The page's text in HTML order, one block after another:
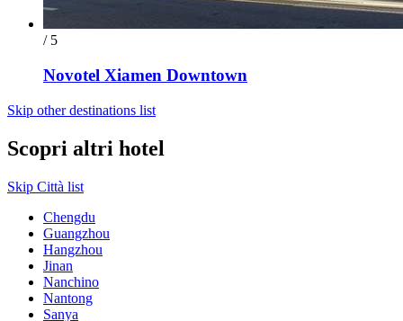
/ 5
Novotel Xiamen Downtown
Skip other destinations list
Scopri altri hotel
Skip Città list
Chengdu
Guangzhou
Hangzhou
Jinan
Nanchino
Nantong
Sanya